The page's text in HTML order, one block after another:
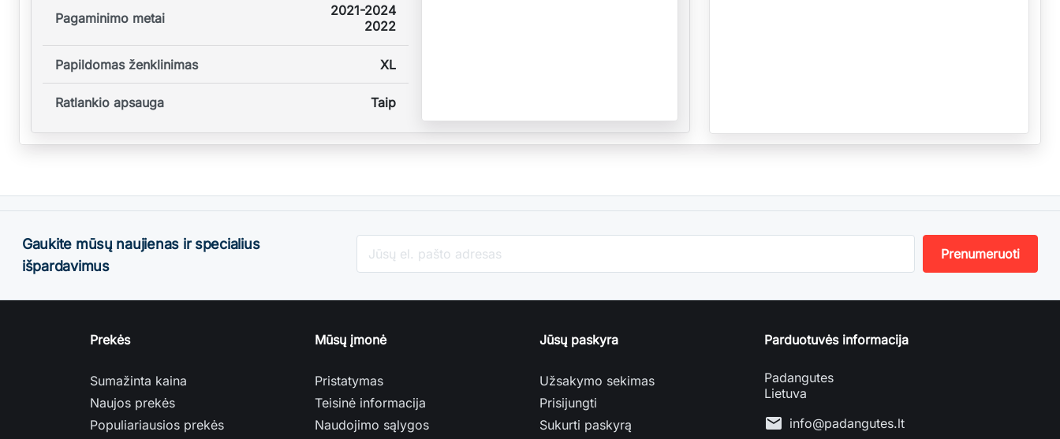
Pagaminimo metai
2021-2024
2022
Papildomas ženklinimas XL
Ratlankio apsauga Taip
Gaukite mūsų naujienas ir specialius
išpardavimus
Prekės
Sumažinta kaina
Naujos prekės
Populiariausios prekės
Mūsų įmonė
Pristatymas
Teisinė informacija
Naudojimo sąlygos
Jūsų paskyra
Užsakymo sekimas
Prisijungti
Sukurti paskyrą
Parduotuvės informacija
Padangutes
Lietuva
mail info@padangutes.lt